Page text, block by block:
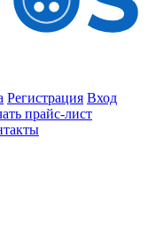
Регистрация Вход
прайс-лист